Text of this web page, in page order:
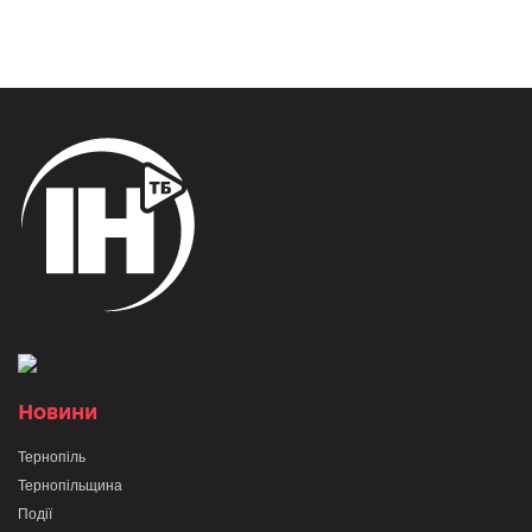
Новини
Тернопіль
Тернопільщина
Події